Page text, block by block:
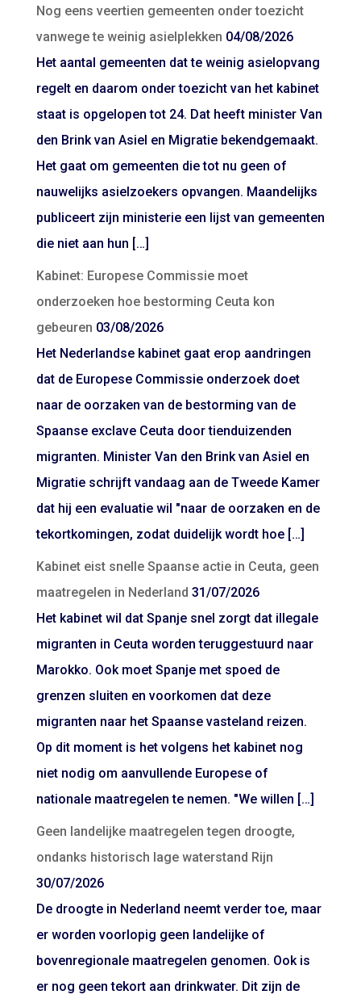
Nog eens veertien gemeenten onder toezicht
vanwege te weinig asielplekken 04/08/2026
Het aantal gemeenten dat te weinig asielopvang
regelt en daarom onder toezicht van het kabinet
staat is opgelopen tot 24. Dat heeft minister Van
den Brink van Asiel en Migratie bekendgemaakt.
Het gaat om gemeenten die tot nu geen of
nauwelijks asielzoekers opvangen. Maandelijks
publiceert zijn ministerie een lijst van gemeenten
die niet aan hun […]
Kabinet: Europese Commissie moet
onderzoeken hoe bestorming Ceuta kon
gebeuren 03/08/2026
Het Nederlandse kabinet gaat erop aandringen
dat de Europese Commissie onderzoek doet
naar de oorzaken van de bestorming van de
Spaanse exclave Ceuta door tienduizenden
migranten. Minister Van den Brink van Asiel en
Migratie schrijft vandaag aan de Tweede Kamer
dat hij een evaluatie wil "naar de oorzaken en de
tekortkomingen, zodat duidelijk wordt hoe […]
Kabinet eist snelle Spaanse actie in Ceuta, geen
maatregelen in Nederland 31/07/2026
Het kabinet wil dat Spanje snel zorgt dat illegale
migranten in Ceuta worden teruggestuurd naar
Marokko. Ook moet Spanje met spoed de
grenzen sluiten en voorkomen dat deze
migranten naar het Spaanse vasteland reizen.
Op dit moment is het volgens het kabinet nog
niet nodig om aanvullende Europese of
nationale maatregelen te nemen. "We willen […]
Geen landelijke maatregelen tegen droogte,
ondanks historisch lage waterstand Rijn
30/07/2026
De droogte in Nederland neemt verder toe, maar
er worden voorlopig geen landelijke of
bovenregionale maatregelen genomen. Ook is
er nog geen tekort aan drinkwater. Dit zijn de